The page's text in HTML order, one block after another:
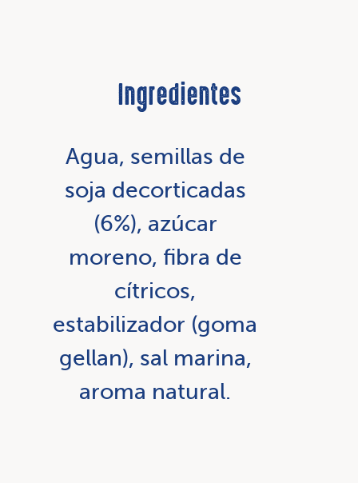
Ingredientes
Agua, semillas de
soja decorticadas
(6%), azúcar
moreno, fibra de
cítricos,
estabilizador (goma
gellan), sal marina,
aroma natural.